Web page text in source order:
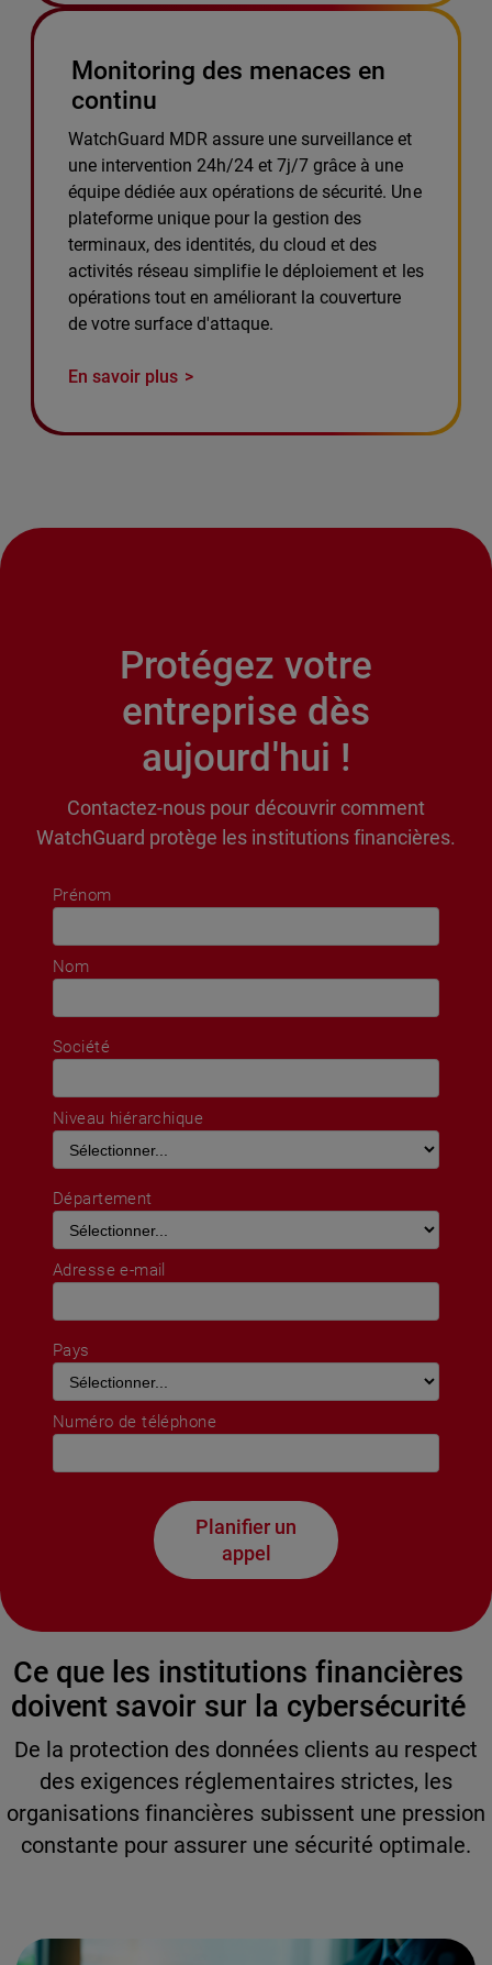
Monitoring des menaces en
continu
WatchGuard MDR assure une surveillance et
une intervention 24h/24 et 7j/7 grâce à une
équipe dédiée aux opérations de sécurité. Une
plateforme unique pour la gestion des
terminaux, des identités, du cloud et des
activités réseau simplifie le déploiement et les
opérations tout en améliorant la couverture
de votre surface d'attaque.
En savoir plus
Prénom
Nom
Société
Niveau hiérarchique
Département
Adresse e-mail
Pays
Numéro de téléphone
Planifier un
appel
Protégez votre
entreprise dès
aujourd'hui !
Contactez-nous pour découvrir comment
WatchGuard protège les institutions financières.
Ce que les institutions financières
doivent savoir sur la cybersécurité
De la protection des données clients au respect
des exigences réglementaires strictes, les
organisations financières subissent une pression
constante pour assurer une sécurité optimale.